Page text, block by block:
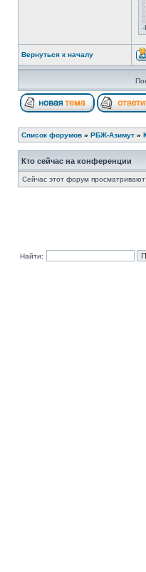
-
Вернуться к началу
Список форумов » РБЖ-Азимут »
Кто сейчас на конференции
Сейчас этот форум
Найти: